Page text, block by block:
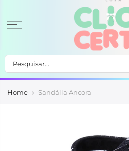
Home Sandália Ancora